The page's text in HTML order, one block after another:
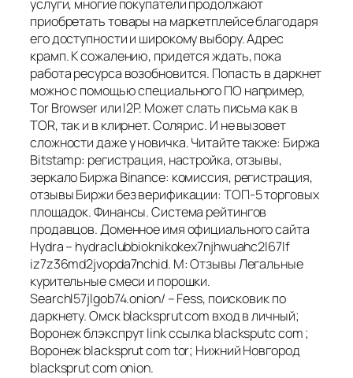
услуги, многие покупатели продолжают
приобретать товары на маркетплейсе благодаря
его доступности и широкому выбору. Адрес
крамп. К сожалению, придется ждать, пока
работа ресурса возобновится. Попасть в даркнет
можно с помощью специального ПО например,
Tor Browser или I2P. Может слать письма как в
TOR, так и в клирнет. Солярис. И не вызовет
сложности даже у новичка. Читайте также: Биржа
Bitstamp: регистрация, настройка, отзывы,
зеркало Биржа Binance: комиссия, регистрация,
отзывы Биржи без верификации: ТОП-5 торговых
площадок. Финансы. Система рейтингов
продавцов. Доменное имя официального сайта
Hydra – hydraclubbioknikokex7njhwuahc2l67lf
iz7z36md2jvopda7nchid. M: Отзывы Легальные
курительные смеси и порошки.
Searchl57jlgob74.onion/ – Fess, поисковик по
даркнету. Омск blacksprut com вход в личный;
Воронеж блэкспрут link ссылка blacksputc com ;
Воронеж blacksprut com tor; Нижний Новгород
blacksprut com onion.